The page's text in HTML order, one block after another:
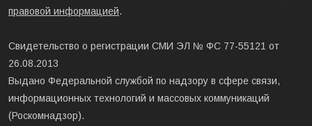
правовой информацией.
Свидетельство о регистрации СМИ ЭЛ № ФС 77-55121 от
26.08.2013
Выдано Федеральной службой по надзору в сфере связи,
информационных технологий и массовых коммуникаций
(Роскомнадзор).